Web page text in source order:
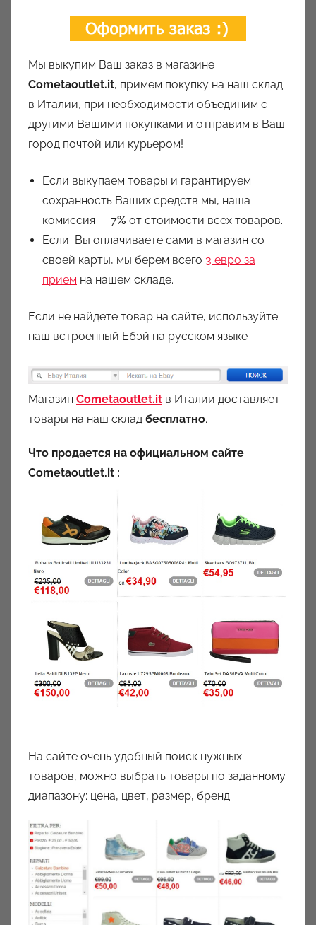
Мы выкупим Ваш заказ в магазине
Cometaoutlet.it, примем покупку на наш склад
в Италии, при необходимости объединим с
другими Вашими покупками и отправим в Ваш
город почтой или курьером!
Если выкупаем товары и гарантируем
сохранность Ваших средств мы, наша
комиссия — 7% от стоимости всех товаров.
Если Вы оплачиваете сами в магазин со
своей карты, мы берем всего 3 евро за
прием на нашем складе.
Если не найдете товар на сайте, используйте
наш встроенный Ебэй на русском языке
Магазин Cometaoutlet.it в Италии доставляет
товары на наш склад бесплатно.
Что продается на официальном сайте
Cometaoutlet.it :
На сайте очень удобный поиск нужных
товаров, можно выбрать товары по заданному
диапазону: цена, цвет, размер, бренд.